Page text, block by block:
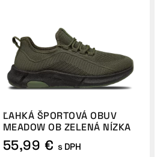
ĽAHKÁ ŠPORTOVÁ OBUV
MEADOW OB ZELENÁ NÍZKA
55,99 € s DPH